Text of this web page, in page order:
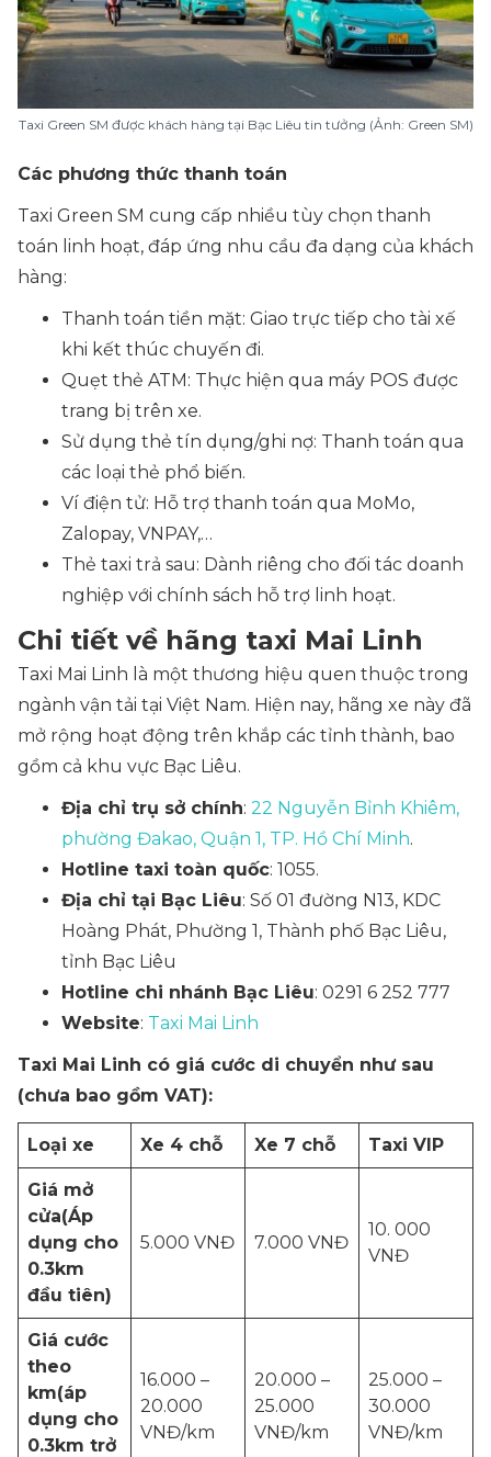
Taxi Green SM được khách hàng tại Bạc Liêu tin tưởng (Ảnh: Green SM)
Các phương thức thanh toán
Taxi Green SM cung cấp nhiều tùy chọn thanh
toán linh hoạt, đáp ứng nhu cầu đa dạng của khách
hàng:
Thanh toán tiền mặt: Giao trực tiếp cho tài xế
khi kết thúc chuyến đi.
Quẹt thẻ ATM: Thực hiện qua máy POS được
trang bị trên xe.
Sử dụng thẻ tín dụng/ghi nợ: Thanh toán qua
các loại thẻ phổ biến.
Ví điện tử: Hỗ trợ thanh toán qua MoMo,
Zalopay, VNPAY,…
Thẻ taxi trả sau: Dành riêng cho đối tác doanh
nghiệp với chính sách hỗ trợ linh hoạt.
Chi tiết về hãng taxi Mai Linh
Taxi Mai Linh là một thương hiệu quen thuộc trong
ngành vận tải tại Việt Nam. Hiện nay, hãng xe này đã
mở rộng hoạt động trên khắp các tỉnh thành, bao
gồm cả khu vực Bạc Liêu.
Địa chỉ trụ sở chính: 22 Nguyễn Bỉnh Khiêm,
phường Đakao, Quận 1, TP. Hồ Chí Minh.
Hotline taxi toàn quốc: 1055.
Địa chỉ tại Bạc Liêu: Số 01 đường N13, KDC
Hoàng Phát, Phường 1, Thành phố Bạc Liêu,
tỉnh Bạc Liêu
Hotline chi nhánh Bạc Liêu: 0291 6 252 777
Website: Taxi Mai Linh
Taxi Mai Linh có giá cước di chuyển như sau
(chưa bao gồm VAT):
Loại xe Xe 4 chỗ Xe 7 chỗ Taxi VIP
Giá mở
cửa(Áp
dụng cho
0.3km
đầu tiên)
5.000 VNĐ 7.000 VNĐ
10. 000
VNĐ
Giá cước
theo
km(áp
dụng cho
0.3km trở
16.000 –
20.000
VNĐ/km
20.000 –
25.000
VNĐ/km
25.000 –
30.000
VNĐ/km